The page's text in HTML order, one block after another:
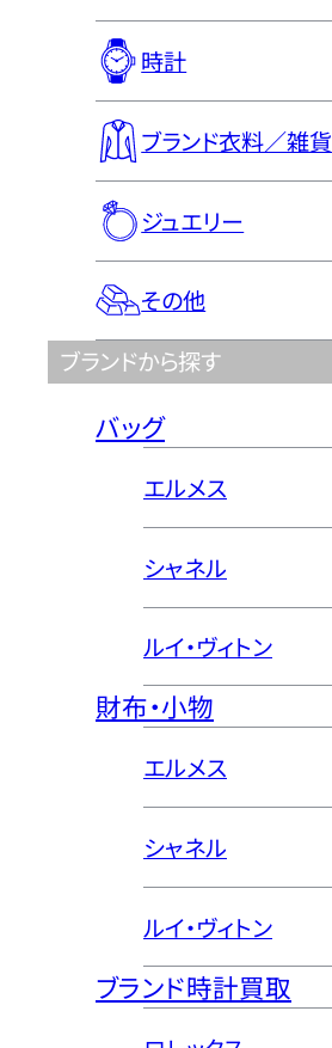
時計
ブランド衣料／雑貨
ジュエリー
その他
ブランドから探す
バッグ
エルメス
シャネル
ルイ・ヴィトン
財布・小物
エルメス
シャネル
ルイ・ヴィトン
ブランド時計買取